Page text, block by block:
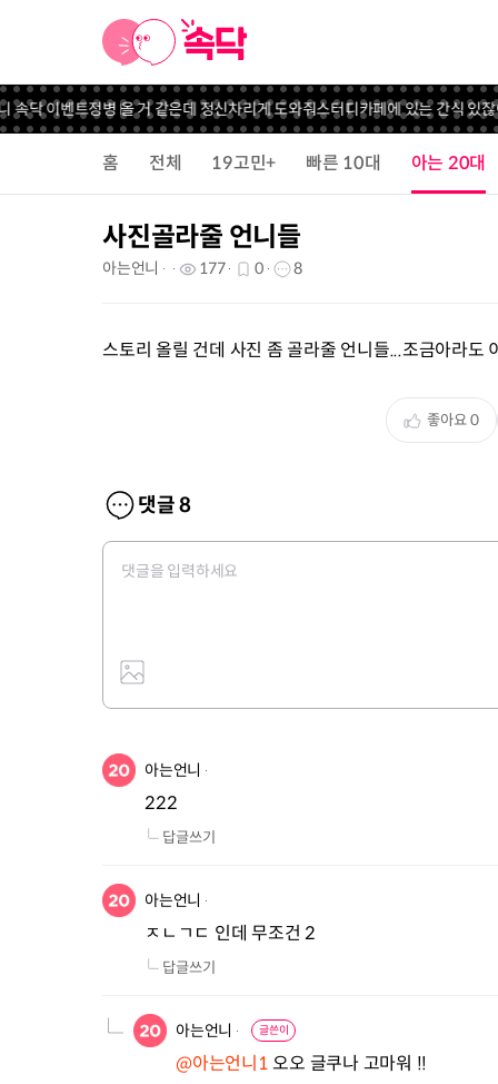
닥 이벤트정병 올 거 같은데 정신차리게 도와줘스터디카페에 있는 간식 있잖
홈 전체 19고민+ 빠른 10대 아는 20대
사진골라줄 언니들
아는언니 177 0 8
스토리 올릴 건데 사진 좀 골라줄 언니들...조금아라도
좋아요0
댓글8
아는언니
222
답글쓰기
아는언니
ㅈㄴㄱㄷ 인데 무조건 2
답글쓰기
아는언니 글쓴이
@아는언니1 오오 글쿠나 고마워 !!